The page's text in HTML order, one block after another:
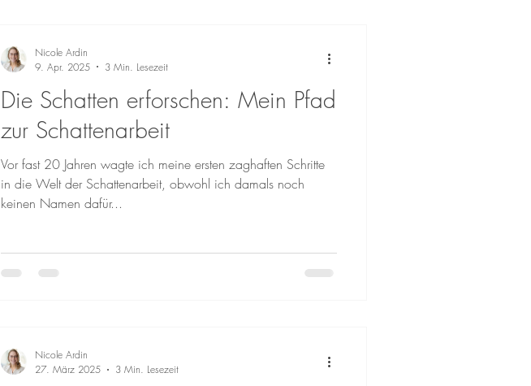
Die Schatten erforschen: Mein Pfad
zur Schattenarbeit
Vor fast 20 Jahren wagte ich meine ersten zaghaften Schritte
in die Welt der Schattenarbeit, obwohl ich damals noch
keinen Namen dafür...
Nicole Ardin
9. Apr. 2025
3 Min. Lesezeit
Nicole Ardin
27. März 2025
3 Min. Lesezeit